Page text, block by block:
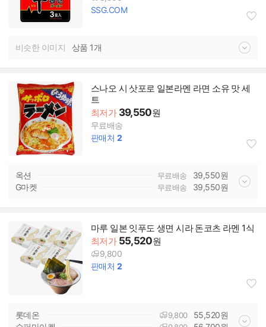
SSG.COM
비슷한 이미지 상품 1개
스나오 시 삿포로 일본라멘 라면 소유 맛 세
트
최저가 39,550원
무료배송
판매처 2
옥션 무료배송 39,550원
G마켓
무료배송 39,550원
마루 일본 잇푸도 생면 시라 돈코츠 라멘 1식
최저가 55,520원
9,800
판매처 2
롯데온 9,800 55,520원